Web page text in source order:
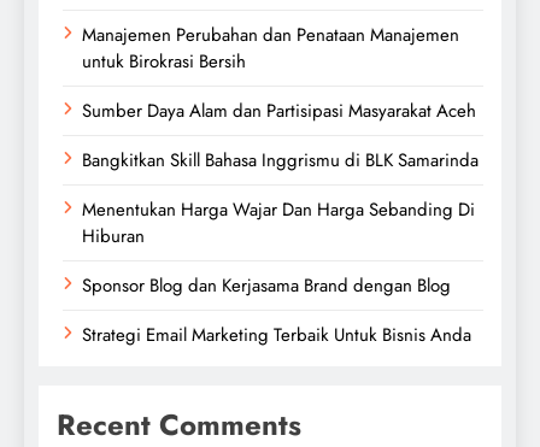
Manajemen Perubahan dan Penataan Manajemen
untuk Birokrasi Bersih
Sumber Daya Alam dan Partisipasi Masyarakat Aceh
Bangkitkan Skill Bahasa Inggrismu di BLK Samarinda
Menentukan Harga Wajar Dan Harga Sebanding Di
Hiburan
Sponsor Blog dan Kerjasama Brand dengan Blog
Strategi Email Marketing Terbaik Untuk Bisnis Anda
Recent Comments